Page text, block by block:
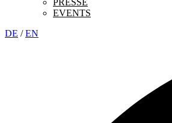
PRESSE
EVENTS
DE /EN